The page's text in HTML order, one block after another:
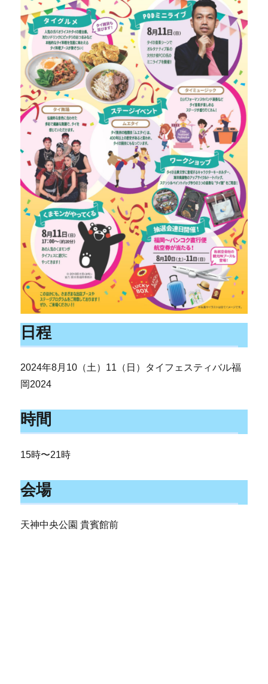
日程
2024年8月10（土）11（日）タイフェスティバル福
岡2024
時間
15時〜21時
会場
天神中央公園 貴賓館前